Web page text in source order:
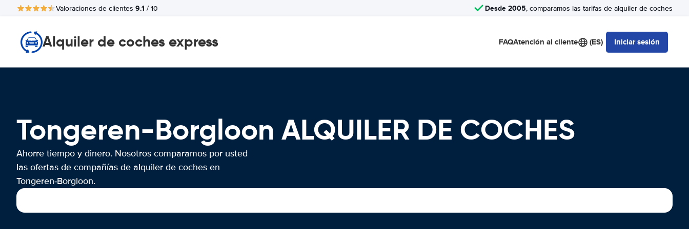
Valoraciones de clientes 9.1 / 10 Desde 2005, comparamos las tarifas de alquiler de coches
Alquiler de coches express FAQAtención al cliente (ES) Iniciar sesión
Tongeren-Borgloon ALQUILER DE COCHES
Ahorre tiempo y dinero. Nosotros comparamos por usted
las ofertas de compañías de alquiler de coches en
Tongeren-Borgloon.